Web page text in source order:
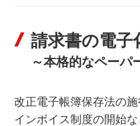
請求書の電子
～本格的なペーパ
改正電子帳簿保存法の施
インボイス制度の開始